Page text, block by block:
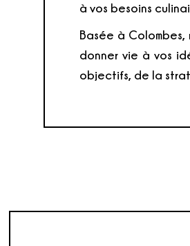
à vos besoins
Basée à
donner vie à vos
objectifs, de la